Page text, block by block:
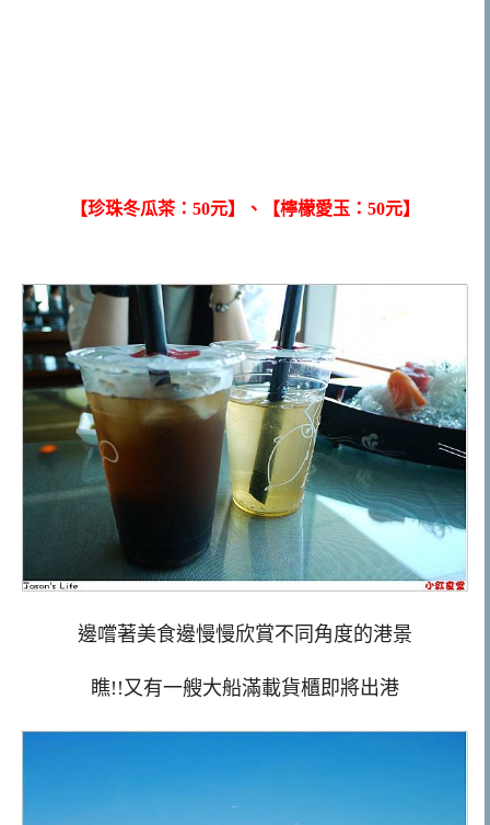
【珍珠冬瓜茶：50元】、【檸檬愛玉：50元】
邊嚐著美食邊慢慢欣賞不同角度的港景
瞧!!又有一艘大船滿載貨櫃即將出港